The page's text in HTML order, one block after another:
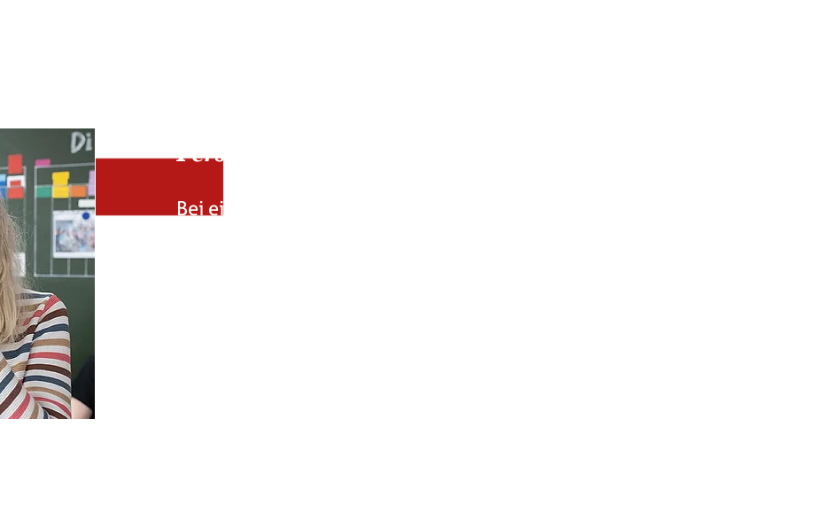
Persönliche Zukunftsplanung
Bei einer persönlichen Zukunftsplanung kann man